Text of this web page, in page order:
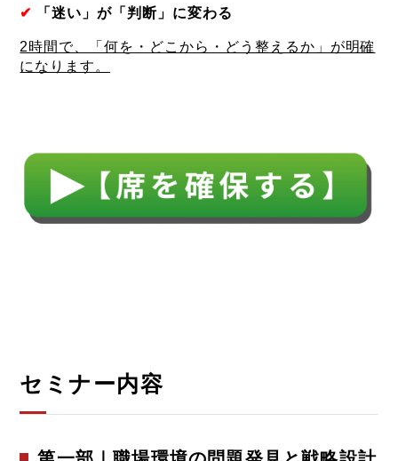
✔ 「迷い」が「判断」に変わる
2時間で、「何を・どこから・どう整えるか」が明確
になります。
セミナー内容